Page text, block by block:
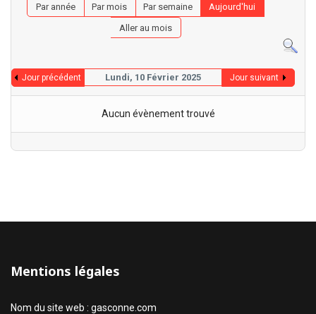
Par année Par mois Par semaine
Aujourd'hui
Aller au mois
Jour précédent Lundi, 10 Février 2025 Jour suivant
Aucun évènement trouvé
Mentions légales
Nom du site web : gasconne.com